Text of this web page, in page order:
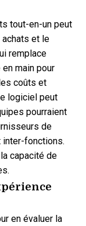
tout-en-un peut
et le
remplace
main pour
coûts et
logiciel peut
pourraient
de
inter-fonctions.
capacité de
en évaluer la